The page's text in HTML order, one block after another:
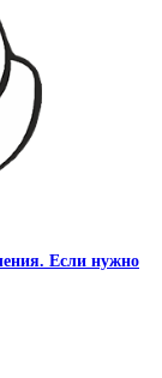
Если нужно